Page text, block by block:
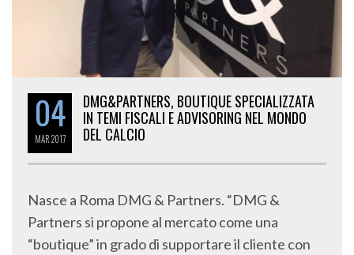
04
MAR2017
DMG&PARTNERS, BOUTIQUE SPECIALIZZATA
IN TEMI FISCALI E ADVISORING NEL MONDO
DEL CALCIO
Nasce a Roma DMG & Partners. “DMG &
Partners si propone al mercato come una
“boutique” in grado di supportare il cliente con